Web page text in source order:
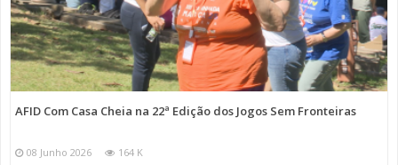
AFID Com Casa Cheia na 22ª Edição dos Jogos Sem Fronteiras
08 Junho 2026 164 K